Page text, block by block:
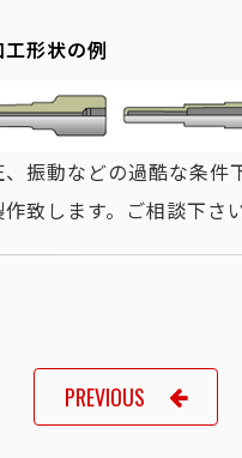
工形状の例
振動などの過酷な条件
致します。ご相談下さい
PREVIOUS